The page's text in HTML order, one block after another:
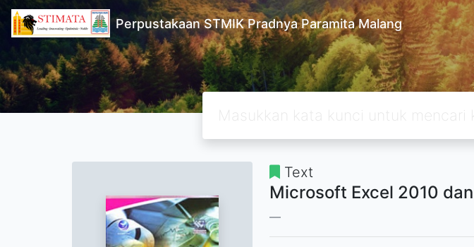
Perpustakaan STMIK Pradnya Paramita Malang
Text
Microsoft Excel 2010